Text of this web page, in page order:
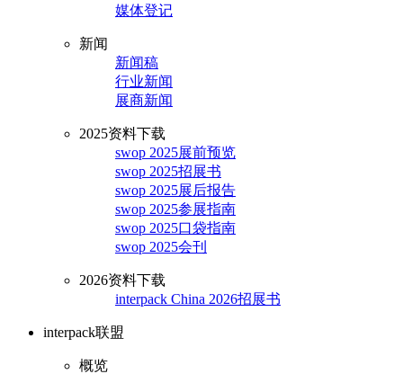
媒体登记
新闻
新闻稿
行业新闻
展商新闻
2025资料下载
swop 2025展前预览
swop 2025招展书
swop 2025展后报告
swop 2025参展指南
swop 2025口袋指南
swop 2025会刊
2026资料下载
interpack China 2026招展书
interpack联盟
概览